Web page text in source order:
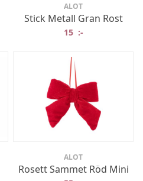
ALOT
Stick Metall Gran Rost
15 :-
ALOT
Rosett Sammet Röd Mini